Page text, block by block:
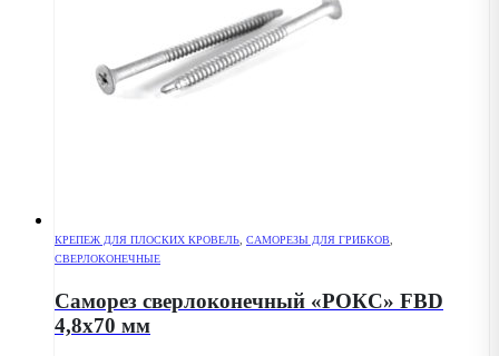
КРЕПЕЖ ДЛЯ ПЛОСКИХ КРОВЕЛЬ САМОРЕЗЫ ДЛЯ ГРИБКОВ
СВЕРЛОКОНЕЧНЫЕ
Саморез сверлоконечный «РОКС» FBD
4,8х70 мм